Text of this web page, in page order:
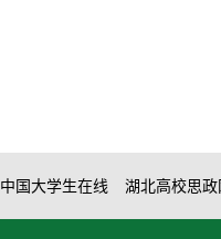
中国大学生在线 湖北高校思政